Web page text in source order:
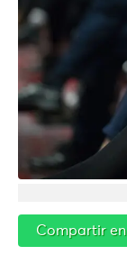
Compartir